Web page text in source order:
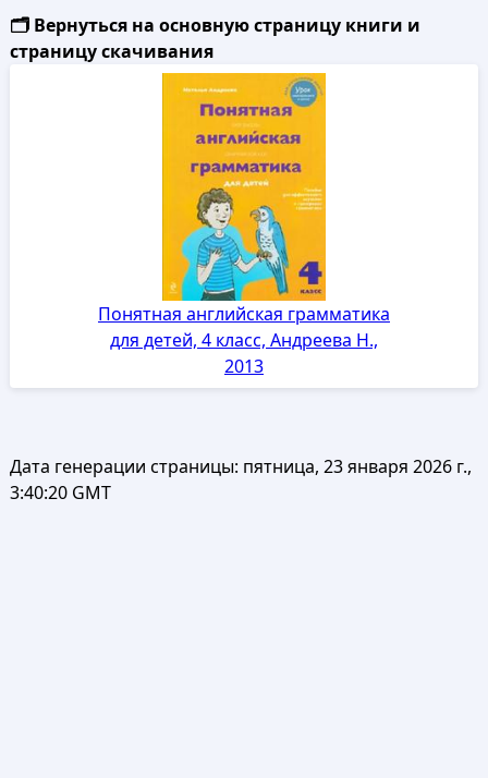
🗂️ Вернуться на основную страницу книги и
страницу скачивания
Понятная английская грамматика
для детей, 4 класс, Андреева Н.,
2013
Дата генерации страницы: пятница, 23 января 2026 г.,
3:40:20 GMT